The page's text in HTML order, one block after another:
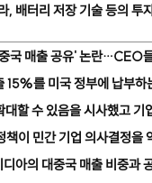
, 배터리 저장 기술 등의 투
국 매출 공유' 논란…CEO
15%를 미국 정부에 납부
대할 수 있음을 시사했고
책이 민간 기업 의사결정을
아의 대중국 매출 비중과